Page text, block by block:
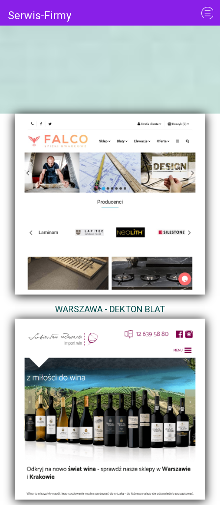
Serwis-Firmy
WARSZAWA - DEKTON BLAT